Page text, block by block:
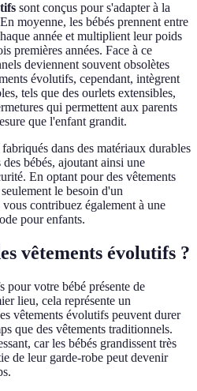
sont conçus pour s'adapter à la
moyenne, les bébés prennent entre
année et multiplient leur poids
premières années. Face à ce
deviennent souvent obsolètes
évolutifs, cependant, intègrent
tels que des ourlets extensibles,
qui permettent aux parents
que l'enfant grandit.
dans des matériaux durables
bébés, ajoutant ainsi une
En optant pour des vêtements
le besoin d'un
contribuez également à une
pour enfants.
vêtements évolutifs ?
pour votre bébé présente de
lieu, cela représente un
vêtements évolutifs peuvent durer
que des vêtements traditionnels.
car les bébés grandissent très
de leur garde-robe peut devenir